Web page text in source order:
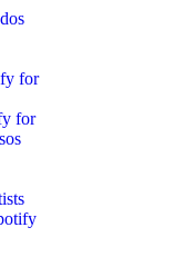
for
for